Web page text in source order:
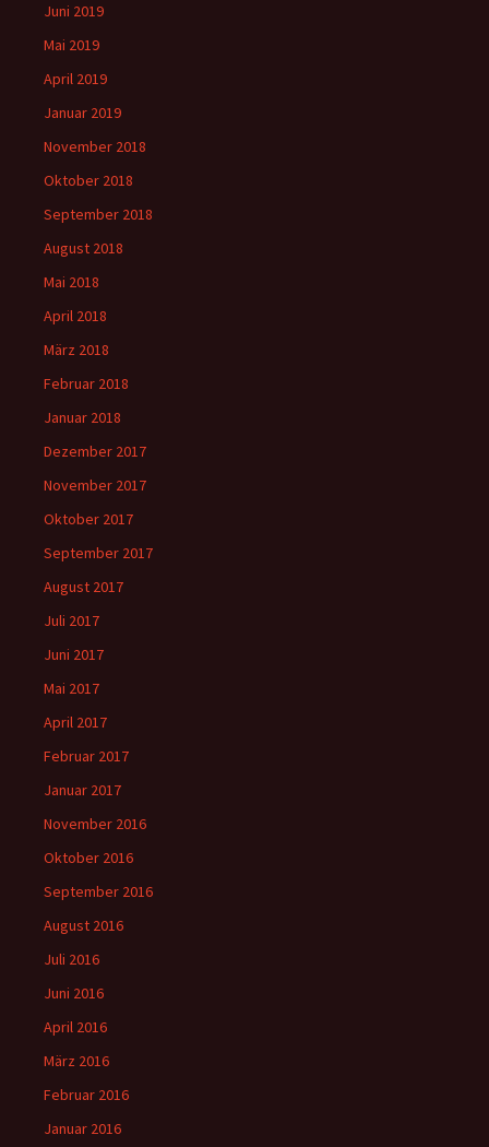
Juni 2019
Mai 2019
April 2019
Januar 2019
November 2018
Oktober 2018
September 2018
August 2018
Mai 2018
April 2018
März 2018
Februar 2018
Januar 2018
Dezember 2017
November 2017
Oktober 2017
September 2017
August 2017
Juli 2017
Juni 2017
Mai 2017
April 2017
Februar 2017
Januar 2017
November 2016
Oktober 2016
September 2016
August 2016
Juli 2016
Juni 2016
April 2016
März 2016
Februar 2016
Januar 2016